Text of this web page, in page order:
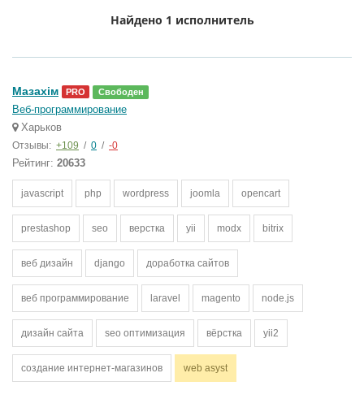
Найдено 1 исполнитель
Мазахім PRO Свободен
Веб-программирование
Харьков
Отзывы: +109 / 0 / -0
Рейтинг: 20633
javascript php wordpress joomla opencart
prestashop seo верстка yii modx bitrix
веб дизайн django доработка сайтов
веб программирование laravel magento node.js
дизайн сайта seo оптимизация вёрстка yii2
создание интернет-магазинов web asyst